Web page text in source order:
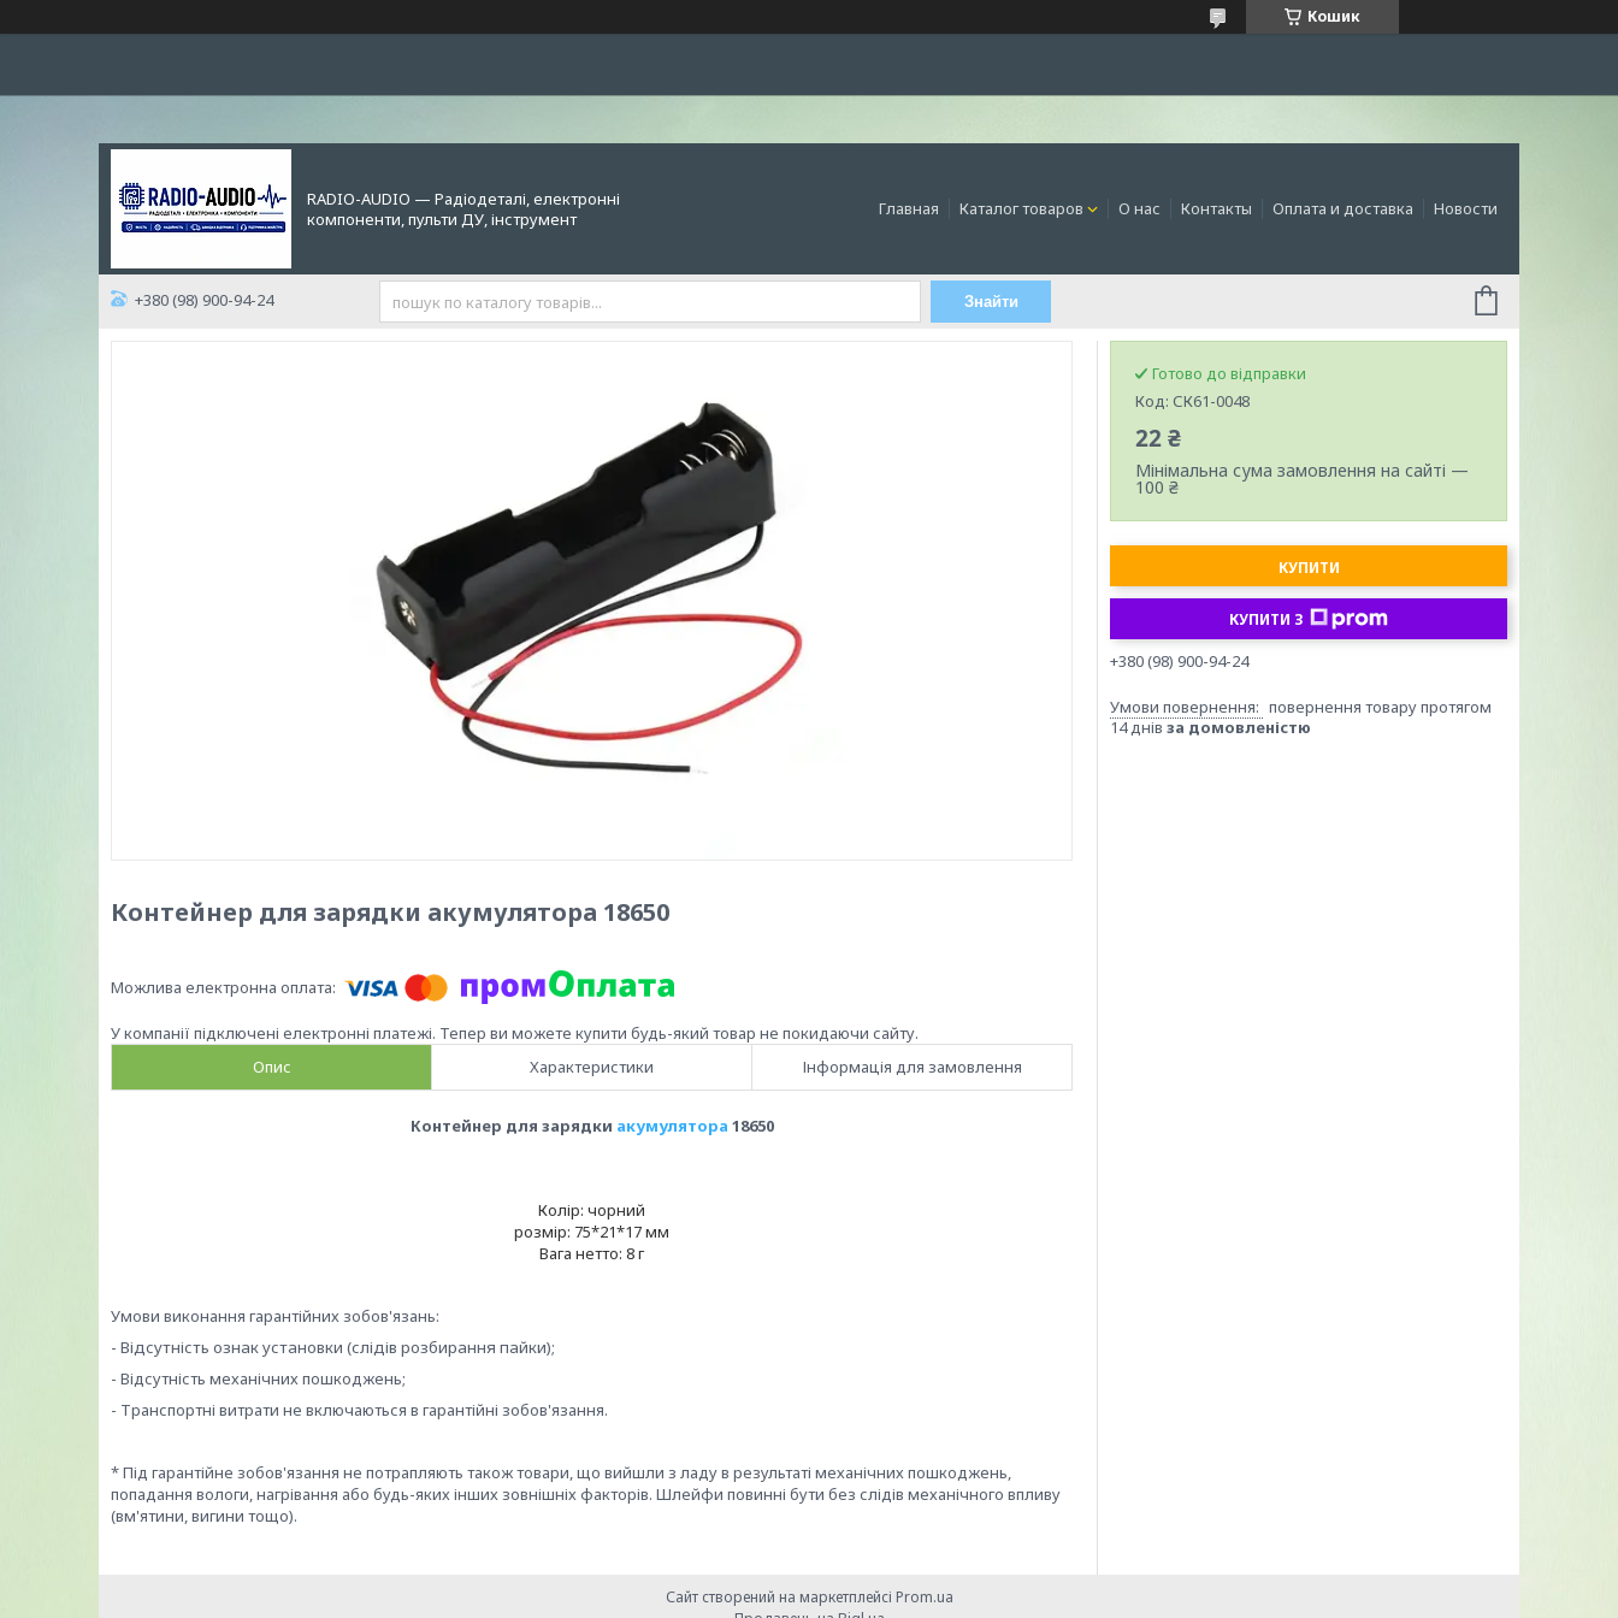
Кошик
RADIO-AUDIO — Радіодеталі, електронні
компоненти, пульти ДУ, інструмент
Главная Каталог товаров О нас Контакты Оплата и доставка Новости
+380 (98) 900-94-24 Знайти
Контейнер для зарядки акумулятора 18650
У компанії підключені електронні платежі. Тепер ви можете купити будь-який товар не покидаючи сайту.
Опис
Характеристики Інформація для замовлення
Контейнер для зарядки акумулятора 18650
Колір: чорний
розмір: 75*21*17 мм
Вага нетто: 8 г
Умови виконання гарантійних зобов'язань:
- Відсутність ознак установки (слідів розбирання пайки);
- Відсутність механічних пошкоджень;
- Транспортні витрати не включаються в гарантійні зобов'язання.
* Під гарантійне зобов'язання не потрапляють також товари, що вийшли з ладу в результаті механічних пошкоджень,
попадання вологи, нагрівання або будь-яких інших зовнішніх факторів. Шлейфи повинні бути без слідів механічного впливу
(вм'ятини, вигини тощо).
Готово до відправки
Код: СК61-0048
22 ₴
Мінімальна сума замовлення на сайті —
100 ₴
КУПИТИ
КУПИТИ З
+380 (98) 900-94-24
повернення товару протягом
14 днів за домовленістю
Сайт створений на маркетплейсі Prom.ua